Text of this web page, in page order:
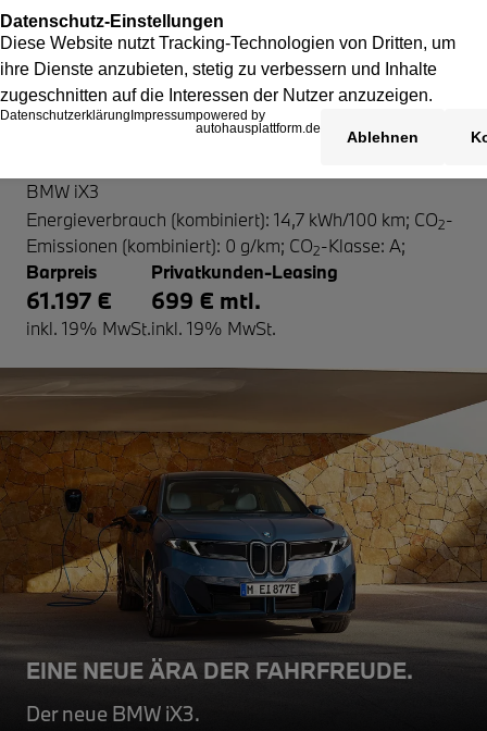
BMW iX3
Energieverbrauch (kombiniert): 14,7 kWh/100 km; CO2-
Emissionen (kombiniert): 0 g/km; CO2-Klasse: A;
Barpreis
61.197 €
inkl. 19% MwSt.
Privatkunden-Leasing
699 € mtl.
inkl. 19% MwSt.
EINE NEUE ÄRA DER FAHRFREUDE.
Der neue BMW iX3.